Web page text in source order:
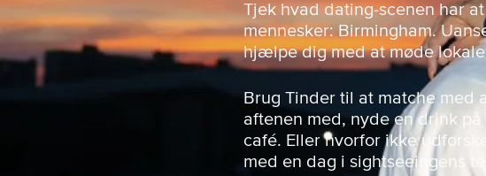
t
s
i
Tjek hvad dating-scenen har
mennesker: Birmingham.
hjælpe dig med at møde
Brug Tinder til at matche med
aftenen med, nyde en drink
café. Eller hvorfor ikke
med en dag i sightseeingens